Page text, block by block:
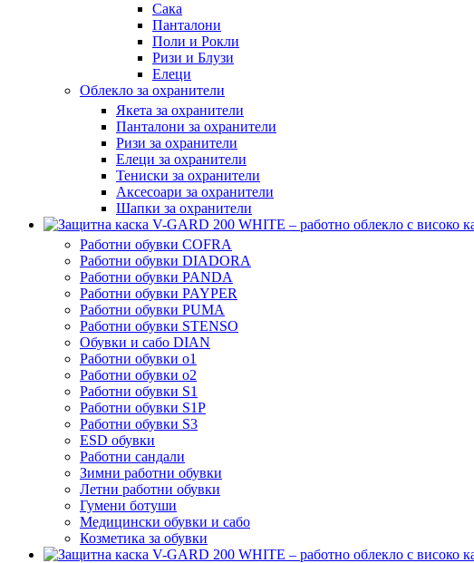
Сака
Панталони
Поли и Рокли
Ризи и Блузи
Елеци
Облекло за охранители
Якета за охранители
Панталони за охранители
Ризи за охранители
Елеци за охранители
Тениски за охранители
Аксесоари за охранители
Шапки за охранители
Работни обувки COFRA
Работни обувки DIADORA
Работни обувки PANDA
Работни обувки PAYPER
Работни обувки PUMA
Работни обувки STENSO
Обувки и сабо DIAN
Работни обувки o1
Работни обувки o2
Работни обувки S1
Работни обувки S1P
Работни обувки S3
ESD обувки
Работни сандали
Зимни работни обувки
Летни работни обувки
Гумени ботуши
Медицински обувки и сабо
Козметика за обувки